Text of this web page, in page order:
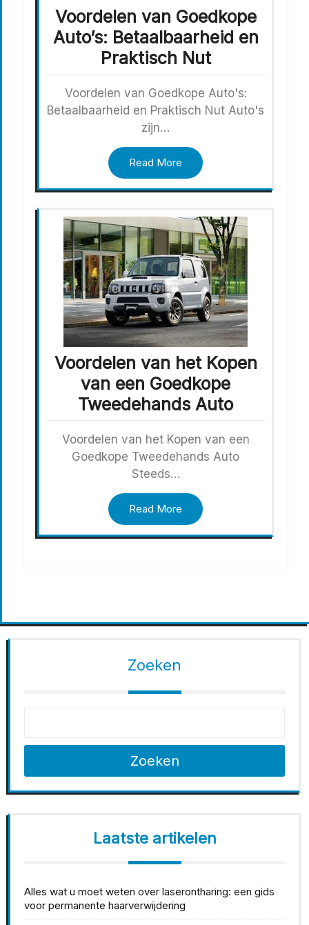
Voordelen van Goedkope
Auto’s: Betaalbaarheid en
Praktisch Nut
Voordelen van Goedkope Auto's:
Betaalbaarheid en Praktisch Nut Auto's
zijn…
Read More
Voordelen van het Kopen
van een Goedkope
Tweedehands Auto
Voordelen van het Kopen van een
Goedkope Tweedehands Auto
Steeds…
Read More
Zoeken
Zoeken
Laatste artikelen
Alles wat u moet weten over laserontharing: een gids
voor permanente haarverwijdering